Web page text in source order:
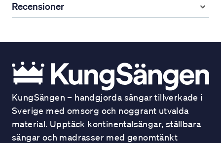
Recensioner
KungSängen – handgjorda sängar tillverkade i
Sverige med omsorg och noggrant utvalda
material. Upptäck kontinentalsängar, ställbara
sängar och madrasser med genomtänkt